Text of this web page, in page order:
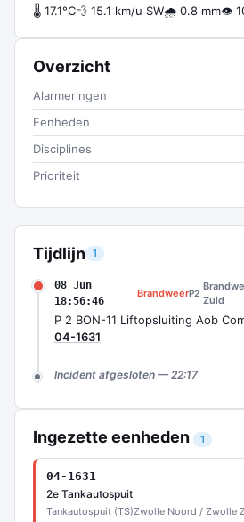
Tijdlijn 1
08 Jun
18:56:46
BrandweerP2
Zuid
P 2 BON-11 Liftopsluiting Aob
04-1631
Incident afgesloten — 22:17
Ingezette eenheden 1
04-1631
2e Tankautospuit
Tankautospuit (TS)Zwolle Noord / Zwolle
🌡 17.1°C💨 15.1 km/u SW🌧 0.8 mm👁
Overzicht
Alarmeringen
Eenheden
Disciplines
Prioriteit